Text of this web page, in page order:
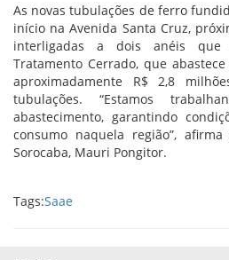
As novas tubulações de ferro
início na Avenida Santa Cruz,
interligadas a dois anéis que
Tratamento Cerrado, que
aproximadamente R$ 2,8
tubulações. “Estamos
abastecimento, garantindo
consumo naquela região”,
Sorocaba, Mauri Pongitor.
Tags:Saae